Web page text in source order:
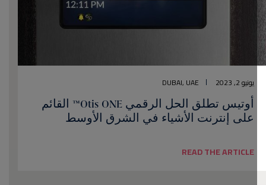
يونيو 2, 2023 DUBAI, UAE
أوتيس تطلق الحل الرقمي Otis ONE™ القائم
على إنترنت الأشياء في الشرق الأوسط
READ THE ARTICLE